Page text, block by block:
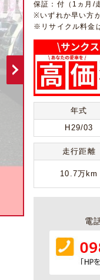
保証：付（1ヵ月/
※いずれか早い方
※リサイクル料金
年式
H29/03
走行距離
10.7万km
電